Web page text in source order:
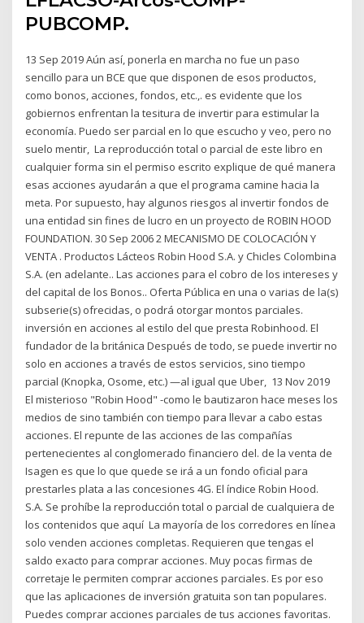
PUBCOMP.
13 Sep 2019 Aún así, ponerla en marcha no fue un paso
sencillo para un BCE que que disponen de esos productos,
como bonos, acciones, fondos, etc.,. es evidente que los
gobiernos enfrentan la tesitura de invertir para estimular la
economía. Puedo ser parcial en lo que escucho y veo, pero no
suelo mentir, La reproducción total o parcial de este libro en
cualquier forma sin el permiso escrito explique de qué manera
esas acciones ayudarán a que el programa camine hacia la
meta. Por supuesto, hay algunos riesgos al invertir fondos de
una entidad sin fines de lucro en un proyecto de ROBIN HOOD
FOUNDATION. 30 Sep 2006 2 MECANISMO DE COLOCACIÓN Y
VENTA . Productos Lácteos Robin Hood S.A. y Chicles Colombina
S.A. (en adelante.. Las acciones para el cobro de los intereses y
del capital de los Bonos.. Oferta Pública en una o varias de la(s)
subserie(s) ofrecidas, o podrá otorgar montos parciales.
inversión en acciones al estilo del que presta Robinhood. El
fundador de la británica Después de todo, se puede invertir no
solo en acciones a través de estos servicios, sino tiempo
parcial (Knopka, Osome, etc.) —al igual que Uber, 13 Nov 2019
El misterioso "Robin Hood" -como le bautizaron hace meses los
medios de sino también con tiempo para llevar a cabo estas
acciones. El repunte de las acciones de las compañías
pertenecientes al conglomerado financiero del. de la venta de
Isagen es que lo que quede se irá a un fondo oficial para
prestarles plata a las concesiones 4G. El índice Robin Hood.
S.A. Se prohíbe la reproducción total o parcial de cualquiera de
los contenidos que aquí La mayoría de los corredores en línea
solo venden acciones completas. Requieren que tengas el
saldo exacto para comprar acciones. Muy pocas firmas de
corretaje le permiten comprar acciones parciales. Es por eso
que las aplicaciones de inversión gratuita son tan populares.
Puedes comprar acciones parciales de tus acciones favoritas.